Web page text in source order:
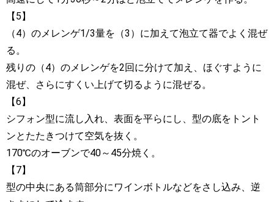
【5】
（4）のメレンゲ1/3量を（3）に加えて泡立て器でよく混ぜ
る。
残りの（4）のメレンゲを2回に分けて加え、ほぐすように
混ぜ、さらにすくい上げて切るように混ぜる。
【6】
シフォン型に流し入れ、表面を平らにし、型の底をトント
ンとたたきつけて空気を抜く。
170℃のオーブンで40～45分焼く。
【7】
型の中央にある筒部分にワインボトルなどをさし込み、逆